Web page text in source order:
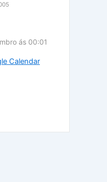
ás 00:01
Calendar